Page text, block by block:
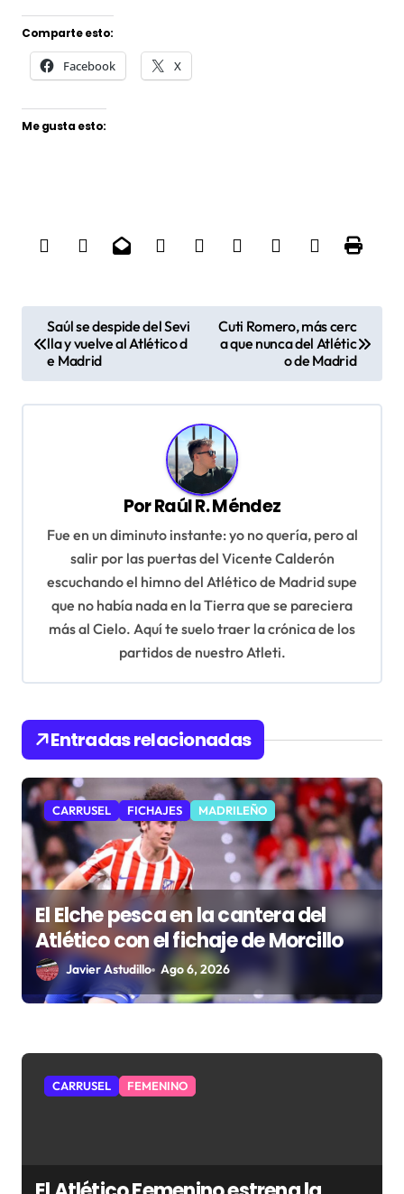
Comparte esto:
Facebook X
Me gusta esto:
a
v
e
e
t
r
a
d
a
s
Saúl se despide del Sevi
lla y vuelve al Atlético d
e Madrid
Cuti Romero, más cerc
a que nunca del Atlétic
o de Madrid
PorRaúl R. Méndez
Fue en un diminuto instante: yo no quería, pero al
salir por las puertas del Vicente Calderón
escuchando el himno del Atlético de Madrid supe
que no había nada en la Tierra que se pareciera
más al Cielo. Aquí te suelo traer la crónica de los
partidos de nuestro Atleti.
Entradas relacionadas
CARRUSEL FICHAJES MADRILEÑO
El Elche pesca en la cantera del
Atlético con el fichaje de Morcillo
Javier Astudillo Ago 6, 2026
CARRUSEL FEMENINO